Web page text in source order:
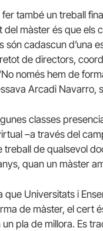
també un treball
del màster és que els
són cadascun d’una
de directors,
només hem de
Arcadi Navarro,
classes
–a través del
de qualsevol
quan un màster
que Universitats i
de màster, el cert
pla de millora. Es